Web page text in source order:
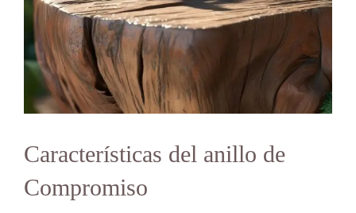
Características del anillo de
Compromiso